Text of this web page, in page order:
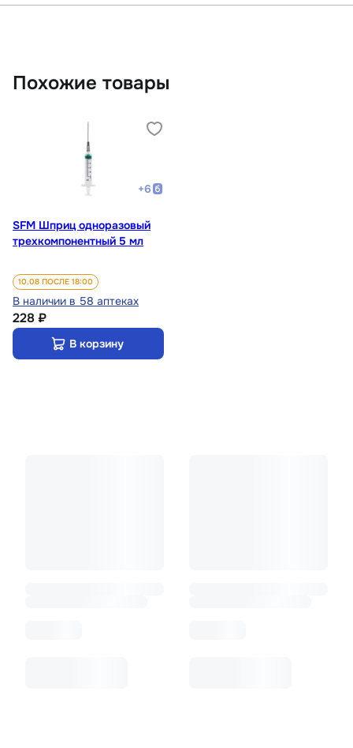
Похожие товары
+6
SFM Шприц одноразовый
трехкомпонентный 5 мл
10.08 ПОСЛЕ 18:00
В наличии в 58 аптеках
228 ₽
В корзину